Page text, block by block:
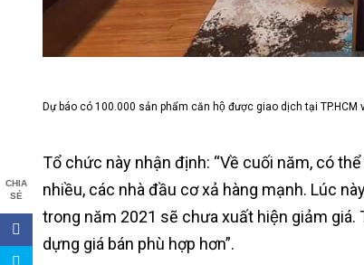
CHIA
SẺ
Dự báo có 100.000 sản phẩm căn hộ được giao dịch tại TP.HCM
Tổ chức này nhận định: “Về cuối năm, có
nhiều, các nhà đầu cơ xả hàng mạnh. Lúc
trong năm 2021 sẽ chưa xuất hiện giảm giá.
dựng giá bán phù hợp hơn”.